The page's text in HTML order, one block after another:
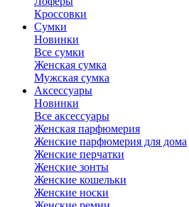
Кроссовки
Сумки
Новинки
Все сумки
Женская сумка
Мужская сумка
Аксессуары
Новинки
Все аксессуары
Женская парфюмерия
Женские парфюмерия для дома
Женские перчатки
Женские зонты
Женские кошельки
Женские носки